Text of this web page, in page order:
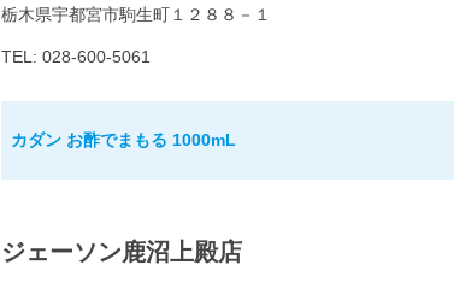
栃木県宇都宮市駒生町１２８８－１
TEL: 028-600-5061
カダン お酢でまもる 1000mL
ジェーソン鹿沼上殿店